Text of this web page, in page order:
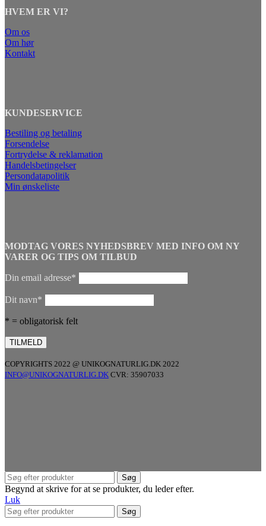
HVEM ER VI?
Om os
Om hør
Kontakt
KUNDESERVICE
Bestiling og betaling
Forsendelse
Fortrydelse & reklamation
Handelsbetingelser
Persondatapolitik
Min ønskeliste
MODTAG VORES NYHEDSBREV MED INFO OM NY
VARER OG TIPS OM TILBUD
Din email adresse*
Dit navn*
* = obligatorisk felt
COPYRIGHTS 2022 @ UNIKOGNATURLIG.DK 2022
INFO@UNIKOGNATURLIG.DK CVR: 35907033
Søg
Begynd at skrive for at se produkter, du leder efter.
Luk
Søg